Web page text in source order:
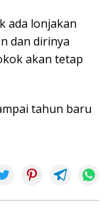
ada lonjakan
dan dirinya
akan tetap
tahun baru